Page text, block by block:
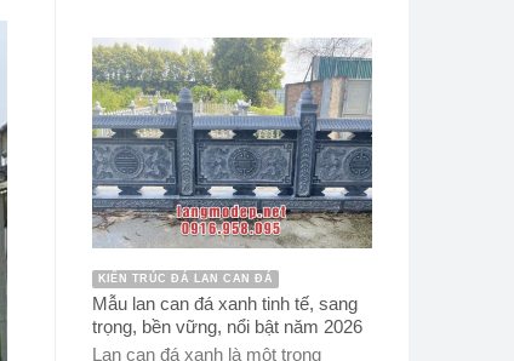
KIẾN TRÚC ĐÁ LAN CAN ĐÁ
Mẫu lan can đá xanh tinh tế, sang
trọng, bền vững, nổi bật năm 2026
Lan can đá xanh là một trong